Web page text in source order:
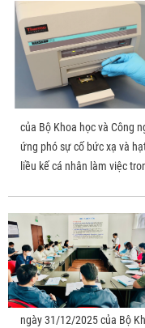
của Bộ Khoa học và Công
ứng phó sự cố bức xạ và
liều kế cá nhân làm việc
ngày 31/12/2025 của Bộ